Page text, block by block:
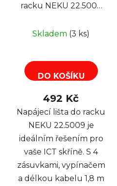
racku NEKU 22.5009
1,8m
Skladem (3 ks)
DO KOŠÍKU
492 Kč
Napájecí lišta do racku
NEKU 22.5009 je
ideálním řešením pro
vaše ICT skříně. S 4
zásuvkami, vypínačem
a délkou kabelu 1,8 m